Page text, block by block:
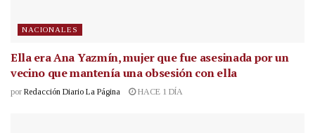
NACIONALES
Ella era Ana Yazmín, mujer que fue asesinada por un
vecino que mantenía una obsesión con ella
por Redacción Diario La Página HACE 1 DÍA